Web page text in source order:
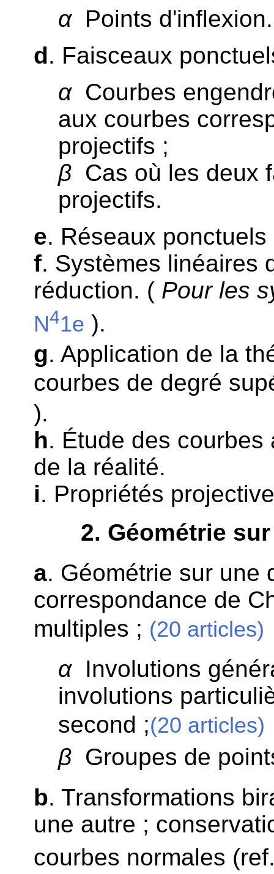
αPoints d'inflexion.
d. Faisceaux
αCourbes
aux courbes
projectifs ;
β Cas où les deux
projectifs.
e. Réseaux
f. Systèmes linéaires
réduction. ( Pour les
N41e ).
g. Application de la
courbes de degré
).
h. Étude des
de la réalité.
i. Propriétés
2. Géométrie
a. Géométrie sur une
correspondance de
multiples ; (20 articles)
αInvolutions
involutions
second ;(20 articles)
β Groupes de
b. Transformations
une autre ;
courbes normales